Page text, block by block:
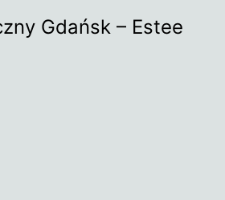
Gdańsk – Estee